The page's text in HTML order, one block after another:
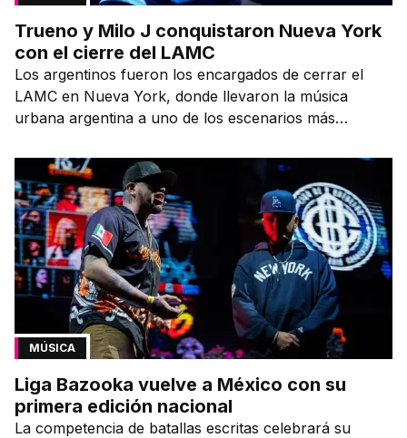
Trueno y Milo J conquistaron Nueva York
con el cierre del LAMC
Los argentinos fueron los encargados de cerrar el
LAMC en Nueva York, donde llevaron la música
urbana argentina a uno de los escenarios más
MÚSICA
Liga Bazooka vuelve a México con su
primera edición nacional
La competencia de batallas escritas celebrará su